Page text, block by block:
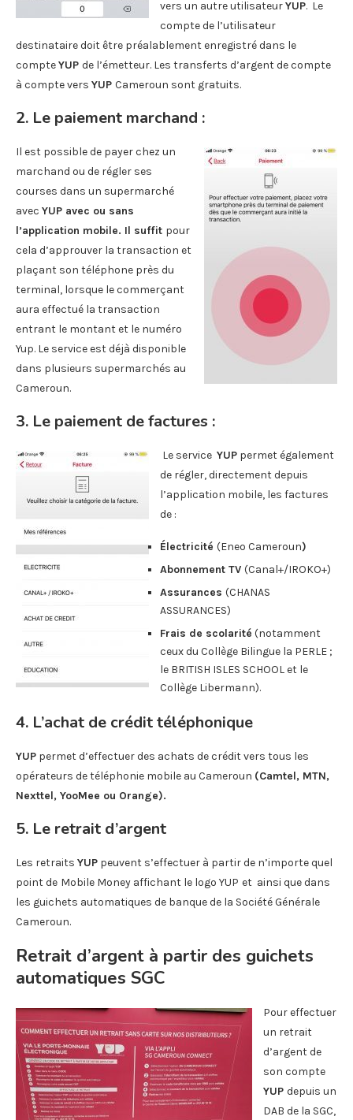
vers un autre utilisateurYUP. Le
compte de l’utilisateur
destinataire doit être préalablement enregistré dans le
compteYUP de l’émetteur. Les transferts d’argent de compte
à compte vers YUP Cameroun sont gratuits.
2. Le paiement marchand :
Il est possible de payer chez un
marchand ou de régler ses
courses dans un supermarché
avec YUP avec ou sans
l’application mobile. Il suffit pour
cela d’approuver la transaction et
plaçant son téléphone près du
terminal, lorsque le commerçant
aura effectué la transaction
entrant le montant et le numéro
Yup. Le service est déjà disponible
dans plusieurs supermarchés au
Cameroun.
3. Le paiement de factures :
Le service YUP permet également
de régler, directement depuis
l’application mobile, les factures
de :
Électricité (Eneo Cameroun)
Abonnement TV (Canal+/IROKO+)
Assurances (CHANAS
ASSURANCES)
Frais de scolarité (notamment
ceux du Collège Bilingue la PERLE ;
le BRITISH ISLES SCHOOL et le
Collège Libermann).
4. L’achat de crédit téléphonique
YUP permet d’effectuer des achats de crédit vers tous les
opérateurs de téléphonie mobile au Cameroun (Camtel, MTN,
Nexttel, YooMee ou Orange).
5. Le retrait d’argent
Les retraits YUP peuvent s’effectuer à partir de n’importe quel
point de Mobile Money affichant le logo YUP et ainsi que dans
les guichets automatiques de banque de la Société Générale
Cameroun.
Retrait d’argent à partir des guichets
automatiques SGC
Pour effectuer
un retrait
d’argent de
son compte
YUP depuis un
DAB de la SGC,